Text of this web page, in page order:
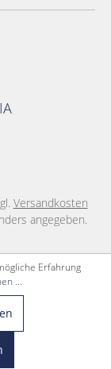
Versandkosten
angegeben.
Erfahrung
...